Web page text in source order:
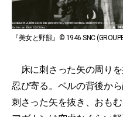
『美女と野獣』© 1946 SNC
床に刺さった矢の周り
忍び寄る。ベルの背後か
刺さった矢を抜き、おも